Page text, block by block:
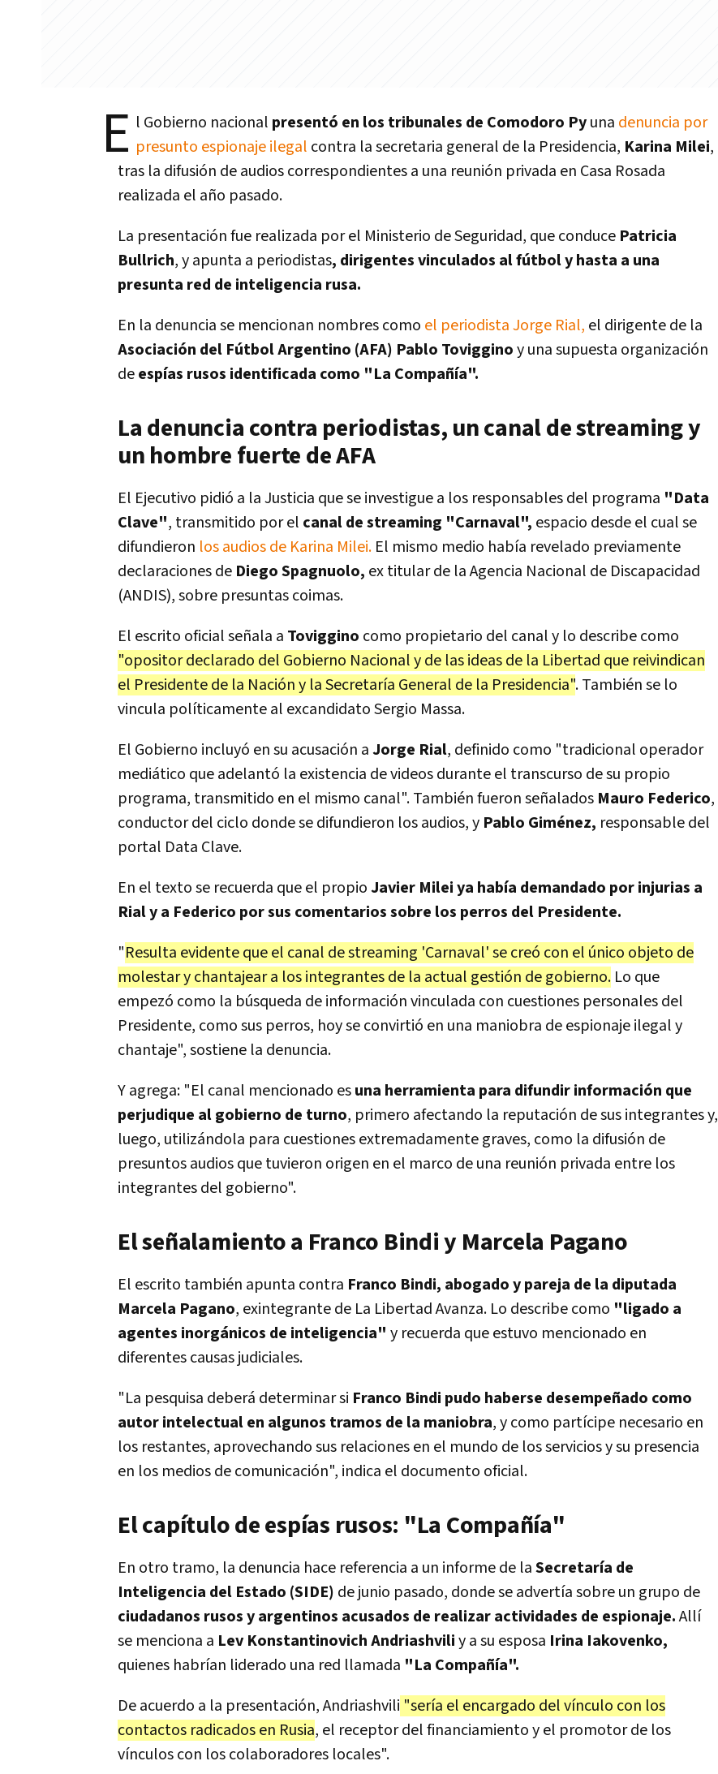
E l Gobierno nacional presentó en los tribunales de Comodoro Pyuna denuncia por
presunto espionaje ilegal contra la secretaria general de la Presidencia, Karina Milei,
tras la difusión de audios correspondientes a una reunión privada en Casa Rosada
realizada el año pasado.
La presentación fue realizada por el Ministerio de Seguridad, que conduce Patricia
Bullrich, y apunta a periodistas, dirigentes vinculados al fútbol y hasta a una
presunta red de inteligencia rusa.
En la denuncia se mencionan nombres como el periodista Jorge Rial, el dirigente de la
Asociación del Fútbol Argentino (AFA) Pablo Tovigginoy una supuesta organización
deespías rusos identificada como "La Compañía".
La denuncia contra periodistas, un canal de streaming y
un hombre fuerte de AFA
El Ejecutivo pidió a la Justicia que se investigue a los responsables del programa "Data
Clave", transmitido por el canal de streaming "Carnaval", espacio desde el cual se
difundieron los audios de Karina Milei. El mismo medio había revelado previamente
declaraciones de Diego Spagnuolo, ex titular de la Agencia Nacional de Discapacidad
(ANDIS), sobre presuntas coimas.
El escrito oficial señala a Toviggino como propietario del canal y lo describe como
"opositor declarado del Gobierno Nacional y de las ideas de la Libertad que reivindican
el Presidente de la Nación y la Secretaría General de la Presidencia". También se lo
vincula políticamente al excandidato Sergio Massa.
El Gobierno incluyó en su acusación aJorge Rial, definido como "tradicional operador
mediático que adelantó la existencia de videos durante el transcurso de su propio
programa, transmitido en el mismo canal". También fueron señalados Mauro Federico,
conductor del ciclo donde se difundieron los audios, y Pablo Giménez, responsable del
portal Data Clave.
En el texto se recuerda que el propioJavier Milei ya había demandado por injurias a
Rial y a Federico por sus comentarios sobre los perros del Presidente.
"Resulta evidente que el canal de streaming 'Carnaval' se creó con el único objeto de
molestar y chantajear a los integrantes de la actual gestión de gobierno. Lo que
empezó como la búsqueda de información vinculada con cuestiones personales del
Presidente, como sus perros, hoy se convirtió en una maniobra de espionaje ilegal y
chantaje", sostiene la denuncia.
Y agrega: "El canal mencionado esuna herramienta para difundir información que
perjudique al gobierno de turno, primero afectando la reputación de sus integrantes y,
luego, utilizándola para cuestiones extremadamente graves, como la difusión de
presuntos audios que tuvieron origen en el marco de una reunión privada entre los
integrantes del gobierno".
El señalamiento a Franco Bindi y Marcela Pagano
El escrito también apunta contra Franco Bindi, abogado y pareja de la diputada
Marcela Pagano, exintegrante de La Libertad Avanza. Lo describe como "ligado a
agentes inorgánicos de inteligencia" y recuerda que estuvo mencionado en
diferentes causas judiciales.
"La pesquisa deberá determinar si Franco Bindi pudo haberse desempeñado como
autor intelectual en algunos tramos de la maniobra, y como partícipe necesario en
los restantes, aprovechando sus relaciones en el mundo de los servicios y su presencia
en los medios de comunicación", indica el documento oficial.
El capítulo de espías rusos: "La Compañía"
En otro tramo, la denuncia hace referencia a un informe de laSecretaría de
Inteligencia del Estado (SIDE) de junio pasado, donde se advertía sobre un grupo de
ciudadanos rusos y argentinos acusados de realizar actividades de espionaje.Allí
se menciona a Lev Konstantinovich Andriashviliy a su esposa Irina Iakovenko,
quienes habrían liderado una red llamada "La Compañía".
De acuerdo a la presentación, Andriashvili "sería el encargado del vínculo con los
contactos radicados en Rusia, el receptor del financiamiento y el promotor de los
vínculos con los colaboradores locales".